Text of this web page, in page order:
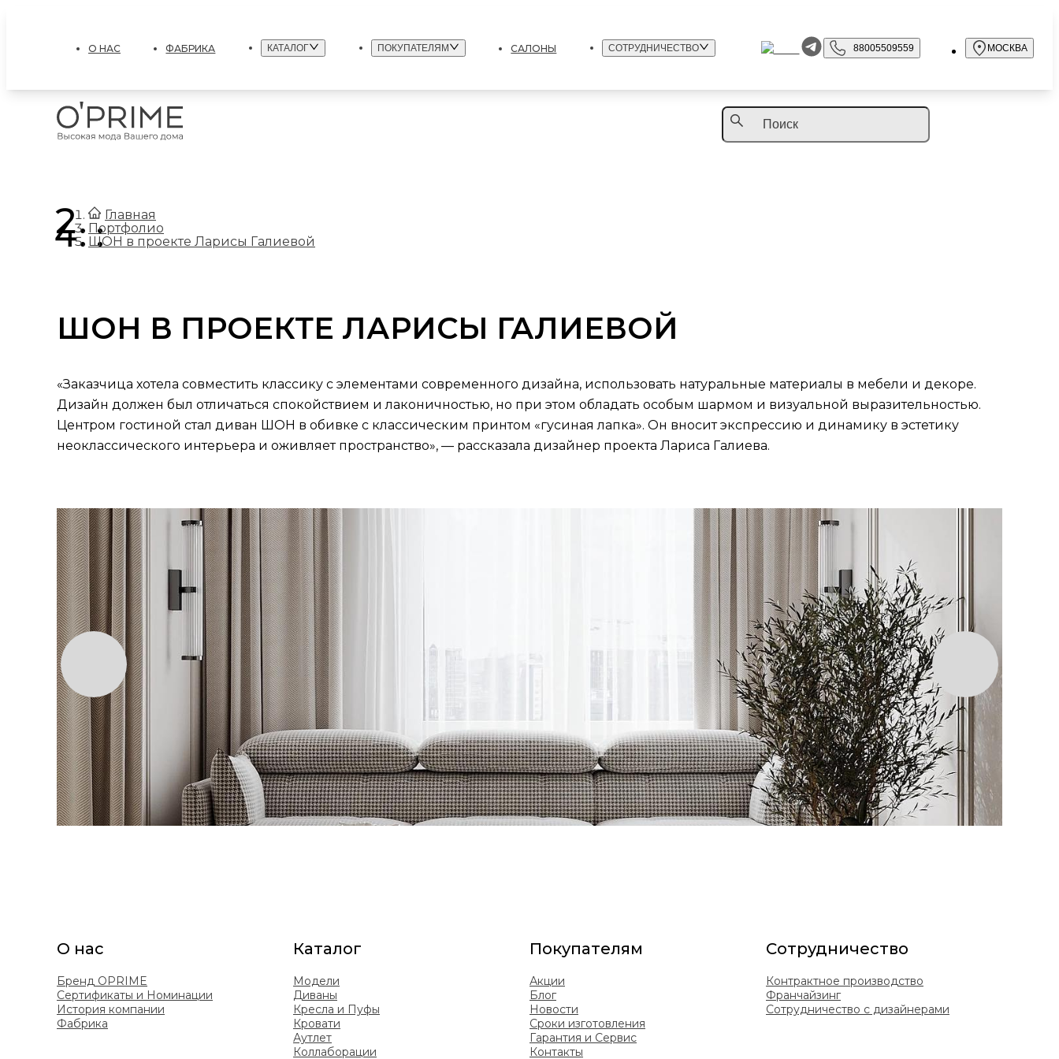
О НАС ФАБРИКА КАТАЛОГ ПОКУПАТЕЛЯМ САЛОНЫ СОТРУДНИЧЕСТВО 88005509559 МОСКВА
Главная
.
Портфолио
.
ШОН в проекте Ларисы Галиевой
ШОН В ПРОЕКТЕ ЛАРИСЫ ГАЛИЕВОЙ
«Заказчица хотела совместить классику с элементами современного дизайна, использовать натуральные материалы в мебели и декоре.
Дизайн должен был отличаться спокойствием и лаконичностью, но при этом обладать особым шармом и визуальной выразительностью.
Центром гостиной стал диван ШОН в обивке с классическим принтом «гусиная лапка». Он вносит экспрессию и динамику в эстетику
неоклассического интерьера и оживляет пространство», — рассказала дизайнер проекта Лариса Галиева.
О нас
Бренд OPRIME
Сертификаты и Номинации
История компании
Фабрика
Каталог
Модели
Диваны
Кресла и Пуфы
Кровати
Аутлет
Коллаборации
Покупателям
Акции
Блог
Новости
Сроки изготовления
Гарантия и Сервис
Контакты
Сотрудничество
Контрактное производство
Франчайзинг
Сотрудничество с дизайнерами